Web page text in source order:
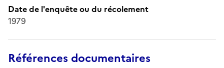
Date de l'enquête ou du récolement
1979
Références documentaires